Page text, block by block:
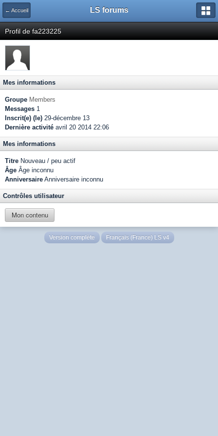
← Accueil LS forums
Profil de fa223225
Mes informations
Groupe Members
Messages 1
Inscrit(e) (le) 29-décembre 13
Dernière activité avril 20 2014 22:06
Mes informations
Titre Nouveau / peu actif
Âge Âge inconnu
Anniversaire Anniversaire inconnu
Contrôles utilisateur
Mon contenu
Version complète Français (France) LS v4